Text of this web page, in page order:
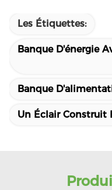
Les Étiquettes:
Banque D'énergie
Banque
Un Éclair Construit